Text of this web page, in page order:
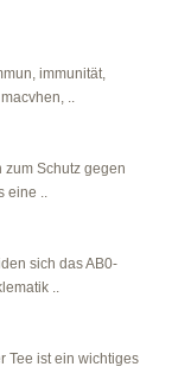
immunität,
..
zum Schutz gegen
eine ..
sich das AB0-
..
Tee ist ein wichtiges